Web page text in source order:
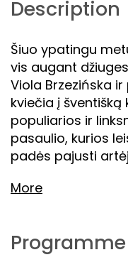
Description
Šiuo ypatingu
vis augant
Viola Brzezińska
kviečia į
populiarios ir
pasaulio, kurios
padės pajusti
More
Programme